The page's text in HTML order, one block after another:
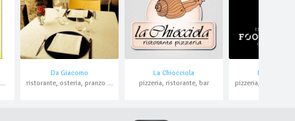
pub, birreria, ristorante, asporto
Da Giacomo
ristorante, osteria, pranzo di lavoro
La Chiocciola
pizzeria, ristorante, bar
Food Factory